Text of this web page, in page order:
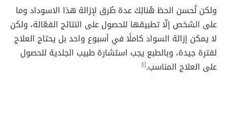
ولكن لُحسن الحظ هُنالِكَ عدة طُرق لإزالة هذا الاسوداد وما
على الشخص إلّا تطبيقها للحصول على النتائج الفعّالة، ولكن
لا يمكن إزالة السواد كاملًا في أسبوع واحد بل يحتاج العلاج
لفترة جيدة، وبالطبع يجب استشارة طبيب الجلدية للحصول
على العلاج المناسب.[١]